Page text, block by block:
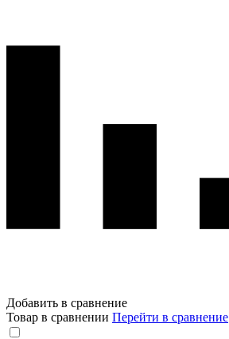
Добавить в сравнение
Товар в сравнении Перейти в сравнение